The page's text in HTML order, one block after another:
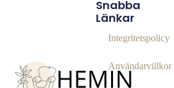
Snabba
Länkar
Integritetspolicy
Användarvillkor